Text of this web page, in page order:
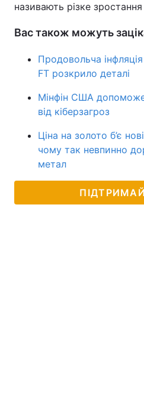
називають різке
Вас також можуть
Продовольча
FT розкрило деталі
Мінфін США допоможе
від кіберзагроз
Ціна на золото б’є
чому так невпинно
метал